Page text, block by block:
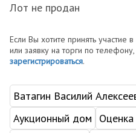
Лот не продан
Если Вы хотите принять участие
или заявку на торги по
зарегистрироваться.
Ватагин Василий
Аукционный дом
Оценка